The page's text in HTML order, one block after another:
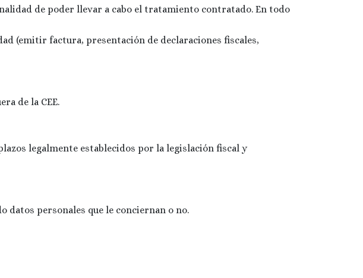
de poder llevar a cabo el tratamiento contratado. En todo
(emitir factura, presentación de declaraciones fiscales,
de la CEE.
legalmente establecidos por la legislación fiscal y
datos personales que le conciernan o no.